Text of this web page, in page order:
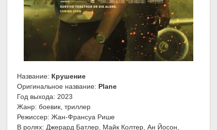
Название: Крушение
Оригинальное название: Plane
Год выхода: 2023
Жанр: боевик, триллер
Режиссер: Жан-Франсуа Рише
В ролях: Джерард Батлер, Майк Колтер, Ан Йосон,